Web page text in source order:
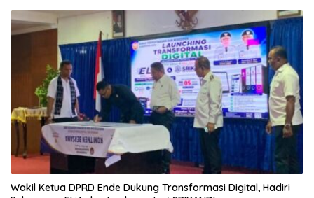
Wakil Ketua DPRD Ende Dukung Transformasi Digital, Hadiri